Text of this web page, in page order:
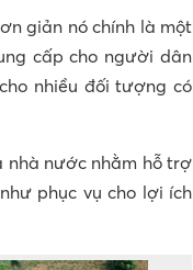
giản nó chính là một
cấp cho người dân
nhiều đối tượng có
nhà nước nhằm hỗ trợ
phục vụ cho lợi ích